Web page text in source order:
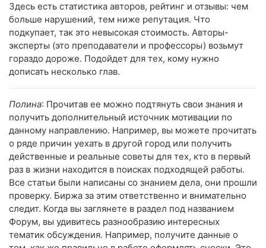
Здесь есть статистика авторов, рейтинг и отзывы: чем
больше нарушений, тем ниже репутация. Что
подкупает, так это невысокая стоимость. Авторы-
эксперты (это преподаватели и профессоры) возьмут
гораздо дороже. Подойдет для тех, кому нужно
дописать несколько глав.
Полина: Прочитав ее можно подтянуть свои знания и
получить дополнительный источник мотивации по
данному направлению. Например, вы можете прочитать
о ряде причин уехать в другой город или получить
действенные и реальные советы для тех, кто в первый
раз в жизни находится в поисках подходящей работы.
Все статьи были написаны со знанием дела, они прошли
проверку. Биржа за этим ответственно и внимательно
следит. Когда вы заглянете в раздел под названием
Форум, вы удивитесь разнообразию интересных
тематик обсуждения. Например, получите данные о